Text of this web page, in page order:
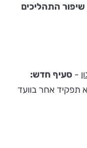
התהליכים
- סעיף חדש:
תפקיד אחר בוועד